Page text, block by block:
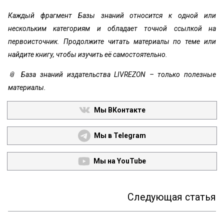
Каждый фрагмент Базы знаний относится к одной или
нескольким категориям и обладает точной ссылкой на
первоисточник. Продолжите читать материалы по теме или
найдите книгу, чтобы изучить её самостоятельно.
📎 База знаний издательства LIVREZON – только полезные
материалы.
Мы ВКонтакте
Мы в Telegram
Мы на YouTube
Следующая статья